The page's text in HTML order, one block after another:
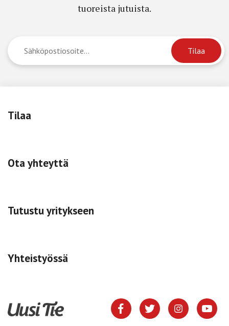
tuoreista jutuista.
Tilaa
Ota yhteyttä
Tutustu yritykseen
Yhteistyössä